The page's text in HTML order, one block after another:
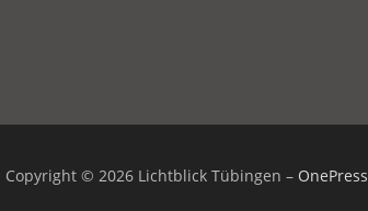
Copyright © 2026 Lichtblick Tübingen – OnePress